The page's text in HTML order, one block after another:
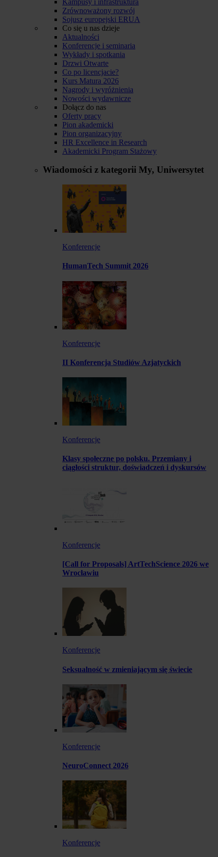
Zrównoważony rozwój
Sojusz europejski ERUA
Co się u nas dzieje
Aktualności
Konferencje i seminaria
Wykłady i spotkania
Drzwi Otwarte
Co po licencjacie?
Kurs Matura 2026
Nagrody i wyróżnienia
Nowości wydawnicze
Dołącz do nas
Oferty pracy
Pion akademicki
Pion organizacyjny
HR Excellence in Research
Akademicki Program Stażowy
Wiadomości z kategorii My, Uniwersytet
Konferencje
HumanTech Summit 2026
Konferencje
II Konferencja Studiów Azjatyckich
Konferencje
Klasy społeczne po polsku. Przemiany i
ciągłości struktur, doświadczeń i dyskursów
Konferencje
[Call for Proposals] ArtTechScience 2026 we
Wrocławiu
Konferencje
Seksualność w zmieniającym się świecie
Konferencje
NeuroConnect 2026
Konferencje